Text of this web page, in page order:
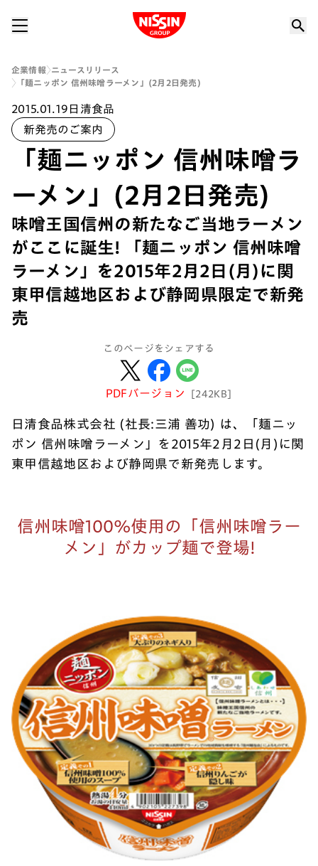
Nissin Group
企業情報
ニュースリリース
「麺ニッポン 信州味噌ラーメン」(2月2日発売)
2015.01.19 日清食品
新発売のご案内
「麺ニッポン 信州味噌ラ
ーメン」(2月2日発売)
味噌王国信州の新たなご当地ラーメン
がここに誕生! 「麺ニッポン 信州味噌
ラーメン」を2015年2月2日(月)に関
東甲信越地区および静岡県限定で新発
売
このページをシェアする
PDFバージョン [242KB]
日清食品株式会社 (社長:三浦 善功) は、「麺ニッ
ポン 信州味噌ラーメン」を2015年2月2日(月)に関
東甲信越地区および静岡県で新発売します。
信州味噌100%使用の「信州味噌ラー
メン」がカップ麺で登場!